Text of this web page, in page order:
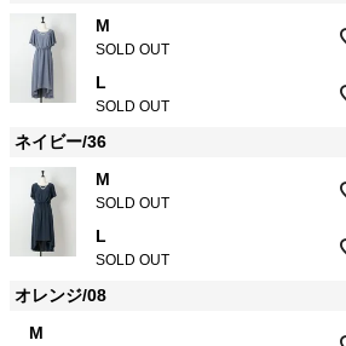
M
SOLD OUT
L
SOLD OUT
ネイビー/36
M
SOLD OUT
L
SOLD OUT
オレンジ/08
M